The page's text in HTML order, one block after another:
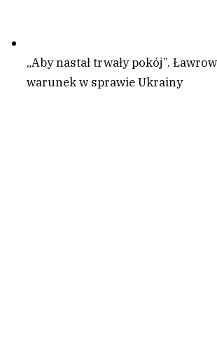
„Aby nastał trwały pokój”.
warunek w sprawie Ukrainy